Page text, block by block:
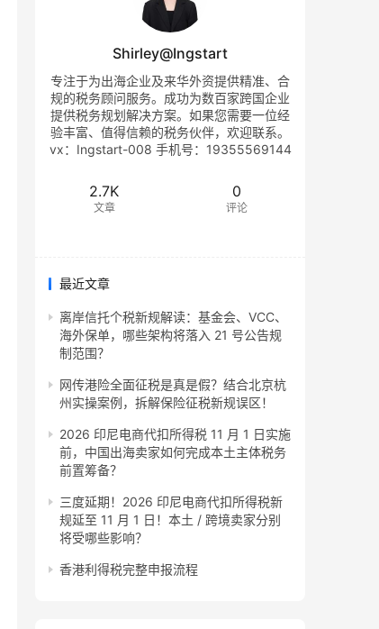
Shirley@Ingstart
专注于为出海企业及来华外资提供精准、合
规的税务顾问服务。成功为数百家跨国企业
提供税务规划解决方案。如果您需要一位经
验丰富、值得信赖的税务伙伴，欢迎联系。
vx：Ingstart-008 手机号：19355569144
2.7K
文章
0
评论
最近文章
离岸信托个税新规解读：基金会、VCC、
海外保单，哪些架构将落入 21 号公告规
制范围？
网传港险全面征税是真是假？结合北京杭
州实操案例，拆解保险征税新规误区！
2026 印尼电商代扣所得税 11 月 1 日实施
前，中国出海卖家如何完成本土主体税务
前置筹备？
三度延期！2026 印尼电商代扣所得税新
规延至 11 月 1 日！本土 / 跨境卖家分别
将受哪些影响？
香港利得税完整申报流程